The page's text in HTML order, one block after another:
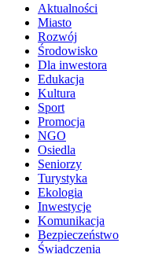
Aktualności
Miasto
Rozwój
Środowisko
Dla inwestora
Edukacja
Kultura
Sport
Promocja
NGO
Osiedla
Seniorzy
Turystyka
Ekologia
Inwestycje
Komunikacja
Bezpieczeństwo
Świadczenia